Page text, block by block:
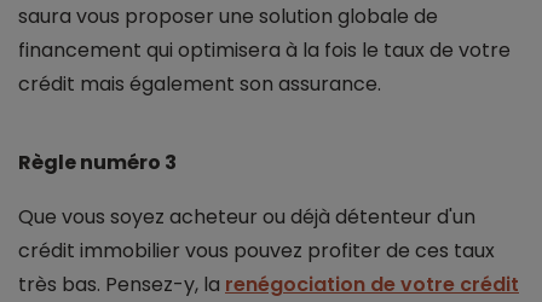
saura vous proposer une solution globale de
financement qui optimisera à la fois le taux de votre
crédit mais également son assurance.
Règle numéro 3
Que vous soyez acheteur ou déjà détenteur d'un
crédit immobilier vous pouvez profiter de ces taux
très bas. Pensez-y, la renégociation de votre crédit